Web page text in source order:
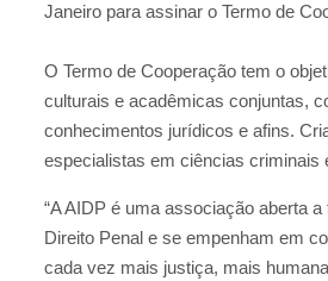
Janeiro para assinar o Termo de
O Termo de Cooperação tem o
culturais e acadêmicas conjuntas,
conhecimentos jurídicos e afins.
especialistas em ciências
“A AIDP é uma associação aberta
Direito Penal e se empenham em
cada vez mais justiça, mais